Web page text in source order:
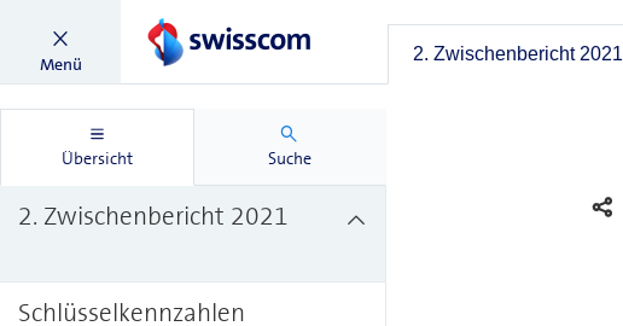
Menü 2. Zwischenbericht 2021
Übersicht Suche
2. Zwischenbericht 2021
Schlüsselkennzahlen